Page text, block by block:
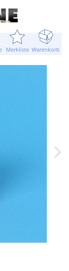
Merkliste Warenkorb